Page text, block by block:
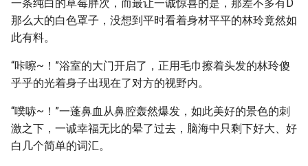
一条纯白的草莓胖次，而最让一诚惊喜的是，那差不多有D
那么大的白色罩子，没想到平时看着身材平平的林玲竟然如
此有料。
“咔嚓~！”浴室的大门开启了，正用毛巾擦着头发的林玲傻
乎乎的光着身子出现在了对方的视野内。
“噗哧~！”一蓬鼻血从鼻腔轰然爆发，如此美好的景色的刺
激之下，一诚幸福无比的晕了过去，脑海中只剩下好大、好
白几个简单的词汇。